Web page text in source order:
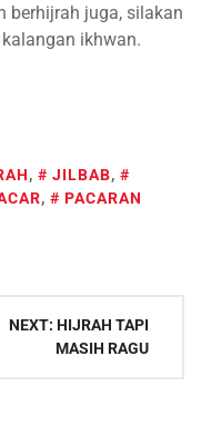
berhijrah juga, silakan
ikhwan.
, JILBAB,
, PACARAN
NEXT: HIJRAH TAPI
MASIH RAGU